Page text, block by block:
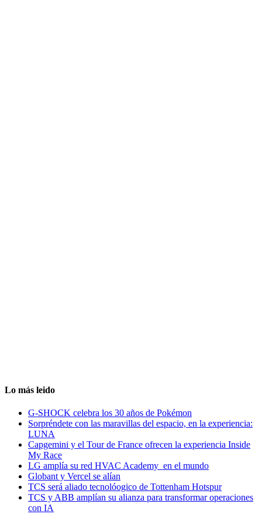
Lo más leido
G-SHOCK celebra los 30 años de Pokémon
Sorpréndete con las maravillas del espacio, en la experiencia:
LUNA
Capgemini y el Tour de France ofrecen la experiencia Inside
My Race
LG amplía su red HVAC Academy en el mundo
Globant y Vercel se alían
TCS será aliado tecnolóogico de Tottenham Hotspur
TCS y ABB amplían su alianza para transformar operaciones
con IA